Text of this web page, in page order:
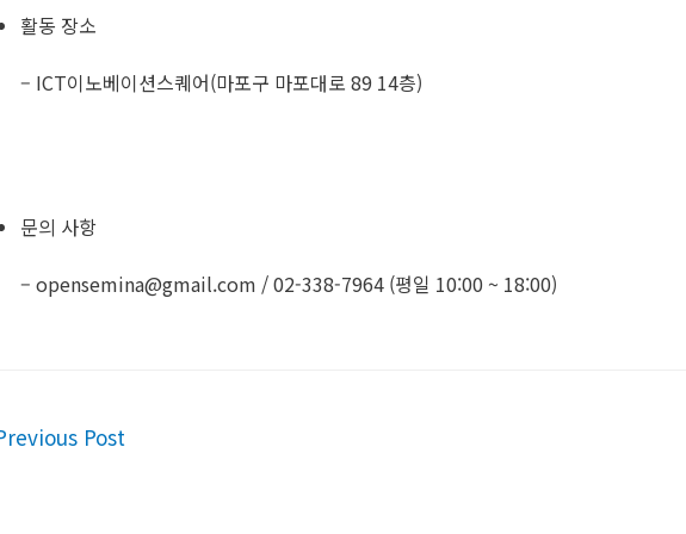
활동 장소
– ICT이노베이션스퀘어(마포구 마포대로 89 14층)
문의 사항
– opensemina@gmail.com / 02-338-7964 (평일 10:00 ~ 18:00)​​
Post